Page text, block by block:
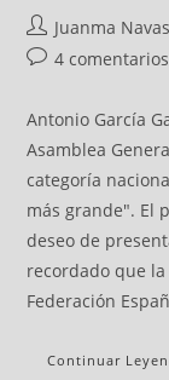
Juanma Navas
4 comentarios
Antonio García
Asamblea
categoría
más grande". El
deseo de
recordado que
Federación
Continuar